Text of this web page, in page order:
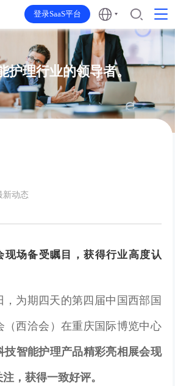
登录SaaS平台
护理行业的领导者。
新动态
现场备受瞩目，获得行业高度认
，为期四天的第四届中国西部国
（西洽会）在重庆国际博览中心
技智能护理产品精彩亮相展会现
，获得一致好评。